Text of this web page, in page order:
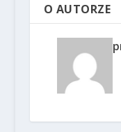
O AUTORZE